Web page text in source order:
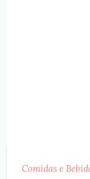
Comidas e